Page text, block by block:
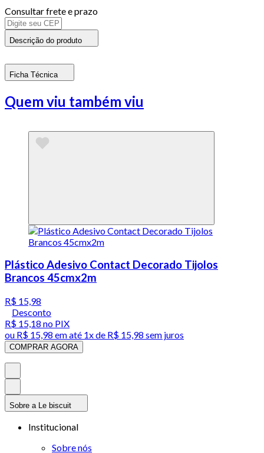
Consultar frete e prazo
Descrição do produto
Ficha Técnica
Quem viu também viu
Plástico Adesivo Contact Decorado Tijolos
Brancos 45cmx2m
R$ 15,98
Desconto
R$ 15,18 no PIX
ou R$ 15,98 em até 1x de R$ 15,98 sem juros
COMPRAR AGORA
Sobre a Le biscuit
Institucional
Sobre nós